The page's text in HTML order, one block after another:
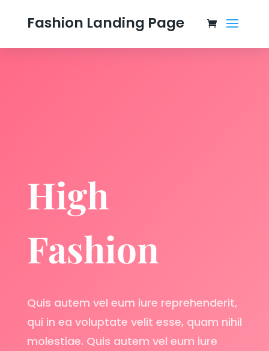
Fashion Landing Page
High
Fashion
Quis autem vel eum iure reprehenderit,
qui in ea voluptate velit esse, quam nihil
molestiae. Quis autem vel eum iure